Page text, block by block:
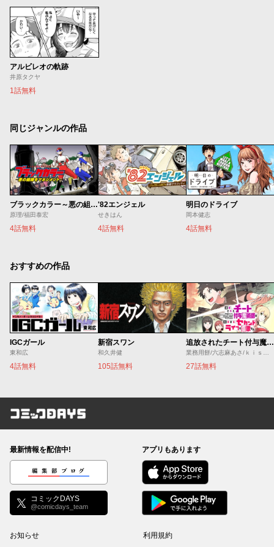
アルビレオの軌跡
井原タクヤ
1話無料
同じジャンルの作品
ブラックカラー～悪の組織をマネジメント～
原理/福田泰宏
4話無料
'82エンジェル
せきはん
4話無料
明日のドライブ
岡本健志
4話無料
おすすめの作品
IGCガール
東和広
4話無料
新宿スワン
和久井健
105話無料
追放されたチート付与魔術師は気ままなセカンドライフを謳歌する。 ～俺は武器だけじゃなく、あらゆるものに『強化ポイント』を付与できるし、俺の意思でいつでも効果を解除できるけど、残った人たち大丈夫？～
27話無料
コミックDAYS
最新情報を配信中!
編集部ブログ
コミックDAYS
@comicdays_team
アプリもあります
お知らせ 利用規約